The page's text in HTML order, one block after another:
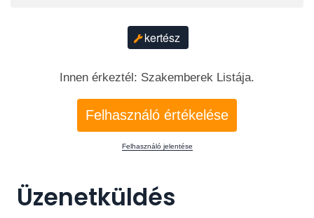
kertész
Innen érkeztél: Szakemberek Listája.
Felhasználó értékelése
Felhasználó jelentése
Üzenetküldés